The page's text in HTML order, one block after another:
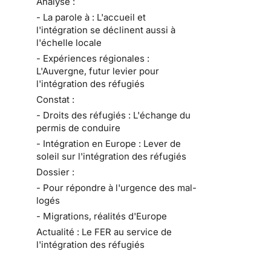
- La parole à : L'accueil et
l'intégration se déclinent aussi à
l'échelle locale
- Expériences régionales :
L'Auvergne, futur levier pour
l'intégration des réfugiés
Constat :
- Droits des réfugiés : L'échange du
permis de conduire
- Intégration en Europe : Lever de
soleil sur l'intégration des réfugiés
Dossier :
- Pour répondre à l'urgence des mal-
logés
- Migrations, réalités d'Europe
Actualité : Le FER au service de
l'intégration des réfugiés